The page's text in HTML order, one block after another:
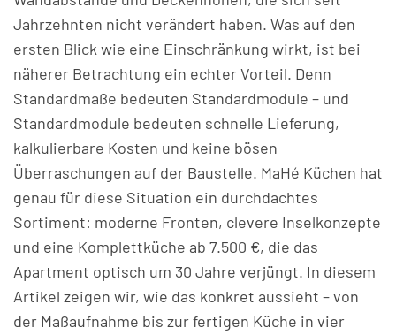
Jahrzehnten nicht verändert haben. Was auf den
ersten Blick wie eine Einschränkung wirkt, ist bei
näherer Betrachtung ein echter Vorteil. Denn
Standardmaße bedeuten Standardmodule – und
Standardmodule bedeuten schnelle Lieferung,
kalkulierbare Kosten und keine bösen
Überraschungen auf der Baustelle. MaHé Küchen hat
genau für diese Situation ein durchdachtes
Sortiment: moderne Fronten, clevere Inselkonzepte
und eine Komplettküche ab 7.500 €, die das
Apartment optisch um 30 Jahre verjüngt. In diesem
Artikel zeigen wir, wie das konkret aussieht – von
der Maßaufnahme bis zur fertigen Küche in vier